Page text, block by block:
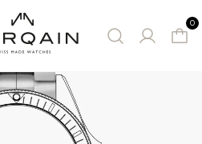
0